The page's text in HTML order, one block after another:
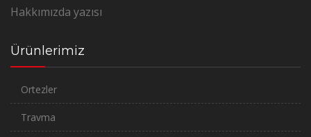
Hakkımızda yazısı
Ürünlerimiz
Ortezler
Travma